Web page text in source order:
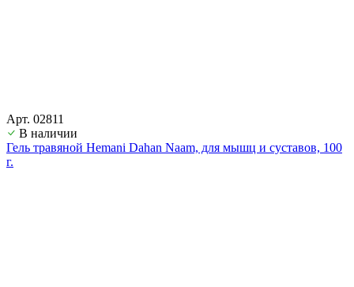
Арт. 02811
В наличии
Гель травяной Hemani Dahan Naam, для мышц и суставов, 100
г.